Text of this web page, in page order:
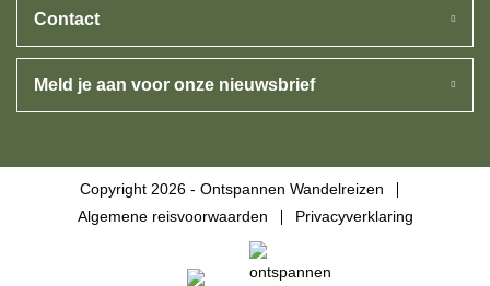
Contact
Meld je aan voor onze nieuwsbrief
Copyright 2026 - Ontspannen Wandelreizen
Algemene reisvoorwaarden
Privacyverklaring